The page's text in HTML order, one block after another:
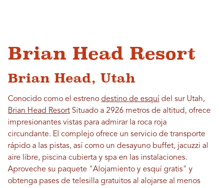
Brian Head Resort
Brian Head, Utah
Conocido como el estreno destino de esquí del sur Utah,
Brian Head Resort Situado a 2926 metros de altitud, ofrece
impresionantes vistas para admirar la roca roja
circundante. El complejo ofrece un servicio de transporte
rápido a las pistas, así como un desayuno buffet, jacuzzi al
aire libre, piscina cubierta y spa en las instalaciones.
Aproveche su paquete "Alojamiento y esquí gratis" y
obtenga pases de telesilla gratuitos al alojarse al menos